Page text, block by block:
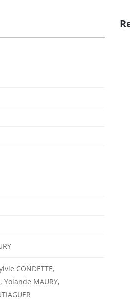
CONDETTE,
Yolande MAURY,